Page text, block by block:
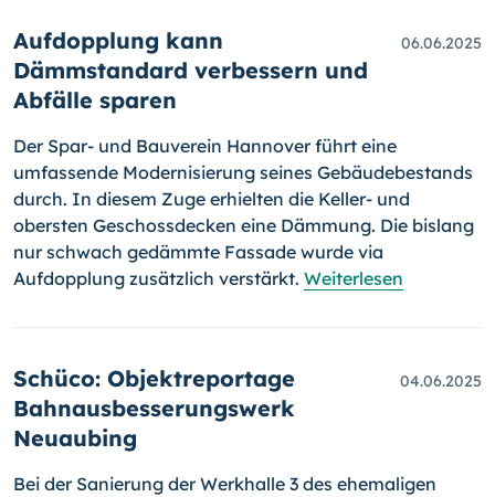
Aufdopplung kann
Dämmstandard verbessern und
Abfälle sparen
06.06.2025
Der Spar- und Bauverein Hannover führt eine
umfassende Modernisierung seines Gebäudebestands
durch. In diesem Zuge erhielten die Keller- und
obersten Geschossdecken eine Dämmung. Die bislang
nur schwach gedämmte Fassade wurde via
Aufdopplung zusätzlich verstärkt. Weiterlesen
Schüco: Objektreportage
Bahnausbesserungswerk
Neuaubing
04.06.2025
Bei der Sanierung der Werkhalle 3 des ehemaligen